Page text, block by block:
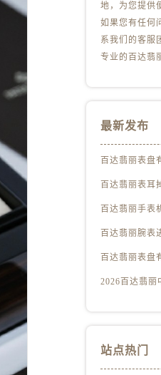
预约）
地，为您提供
如果您有任何
系我们的客服
专业的百达翡
最新发布
站点热门